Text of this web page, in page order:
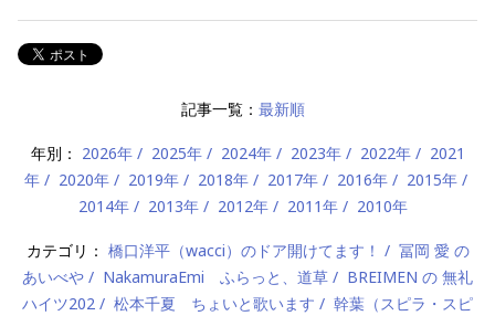
記事一覧： 最新順
年別： 2026年 2025年 2024年 2023年 2022年
2021
年
2020年 2019年 2018年 2017年 2016年
2015年
2014年
2013年 2012年 2011年 2010年
カテゴリ： 橋口洋平（wacci）のドア開けてます！
冨岡 愛 の
あいべや
NakamuraEmi ふらっと、道草
BREIMEN の 無礼
ハイツ202
松本千夏 ちょいと歌います
幹葉（スピラ・スピ